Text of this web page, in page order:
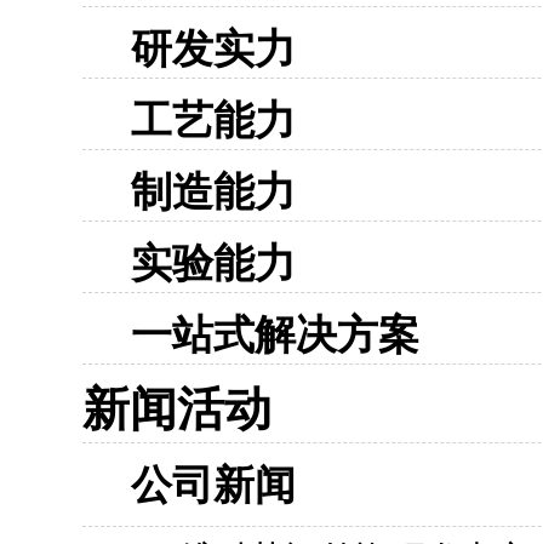
研发实力
工艺能力
制造能力
实验能力
一站式解决方案
新闻活动
公司新闻